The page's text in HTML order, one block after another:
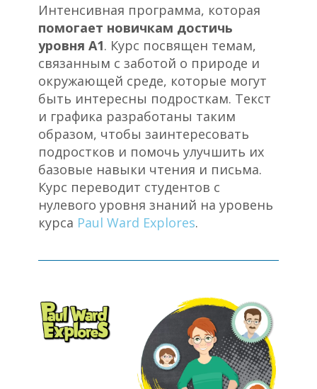
Интенсивная программа, которая
помогает новичкам достичь
уровня А1. Курс посвящен темам,
связанным с заботой о природе и
окружающей среде, которые могут
быть интересны подросткам. Текст
и графика разработаны таким
образом, чтобы заинтересовать
подростков и помочь улучшить их
базовые навыки чтения и письма.
Курс переводит студентов с
нулевого уровня знаний на уровень
курса Paul Ward Explores.